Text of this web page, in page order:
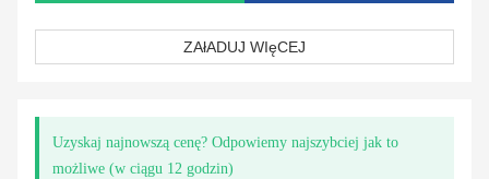
oświetlenia.
ZAłADUJ WIęCEJ
Uzyskaj najnowszą cenę? Odpowiemy najszybciej jak to
możliwe (w ciągu 12 godzin)